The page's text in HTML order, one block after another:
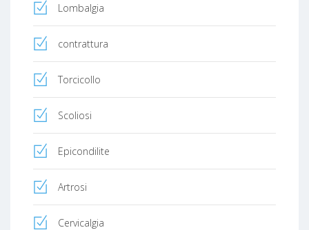
Lombalgia
contrattura
Torcicollo
Scoliosi
Epicondilite
Artrosi
Cervicalgia